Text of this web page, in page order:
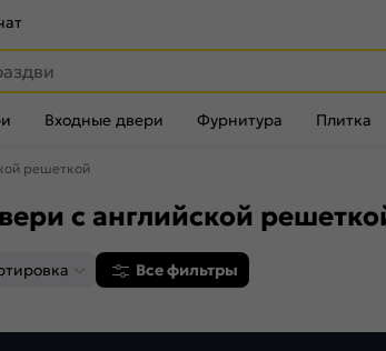
Входные двери Фурнитура Плитка
решеткой
с английской
Все фильтры